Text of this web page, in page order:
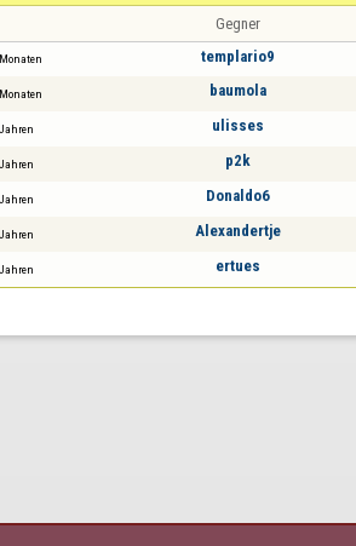
Gegner
templario9
baumola
ulisses
p2k
Donaldo6
Alexandertje
ertues